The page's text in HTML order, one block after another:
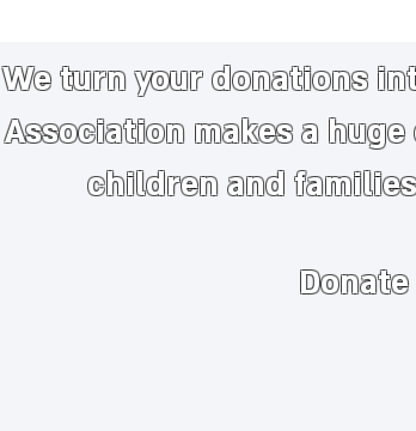
We turn your donations
Association makes a huge
children and